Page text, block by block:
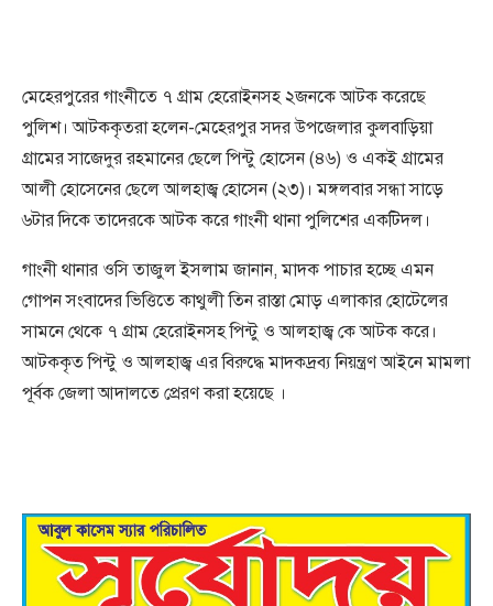
মেহেরপুরের গাংনীতে ৭ গ্রাম হেরোইনসহ ২জনকে আটক করেছে
পুলিশ। আটককৃতরা হলেন-মেহেরপুর সদর উপজেলার কুলবাড়িয়া
গ্রামের সাজেদুর রহমানের ছেলে পিন্টু হােসেন (৪৬) ও একই গ্রামের
আলী হোসেনের ছেলে আলহাজ্ব হােসেন (২৩)। মঙ্গলবার সন্ধা সাড়ে
৬টার দিকে তাদেরকে আটক করে গাংনী থানা পুলিশের একটিদল।
গাংনী থানার ওসি তাজুল ইসলাম জানান, মাদক পাচার হচ্ছে এমন
গোপন সংবাদের ভিত্তিতে কাথুলী তিন রাস্তা মোড় এলাকার হোটেলের
সামনে থেকে ৭ গ্রাম হেরোইনসহ পিন্টু ও আলহাজ্ব কে আটক করে।
আটককৃত পিন্টু ও আলহাজ্ব এর বিরুদ্ধে মাদকদ্রব্য নিয়ন্ত্রণ আইনে মামলা
পূর্বক জেলা আদালতে প্রেরণ করা হয়েছে ।